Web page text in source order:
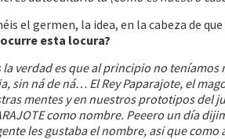
el germen, la idea, en la cabeza de
esta locura?
la verdad es que al principio no
sin ná de ná… El Rey Paparajote, el
mentes y en nuestros prototipos del
como nombre. Peeero un día
les gustaba el nombre, asi que